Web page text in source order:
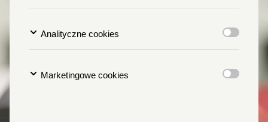
Analityczne cookies
Marketingowe cookies